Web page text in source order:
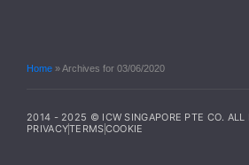
Home »Archives for 03/06/2020
2014 - 2025 © ICW SINGAPORE PTE CO. ALL
PRIVACYTERMSCOOKIE